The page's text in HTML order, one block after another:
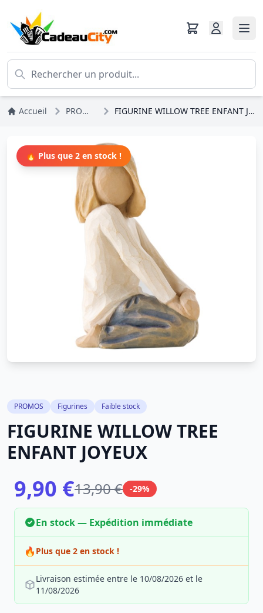
Accueil PROMOS FIGURINE WILLOW TREE ENFANT JOYEUX
🔥 Plus que 2 en stock !
PROMOS Figurines Faible stock
FIGURINE WILLOW TREE
ENFANT JOYEUX
9,90 €13,90 € -29%
En stock — Expédition immédiate
🔥 Plus que 2 en stock !
Livraison estimée entre le 10/08/2026 et le
11/08/2026